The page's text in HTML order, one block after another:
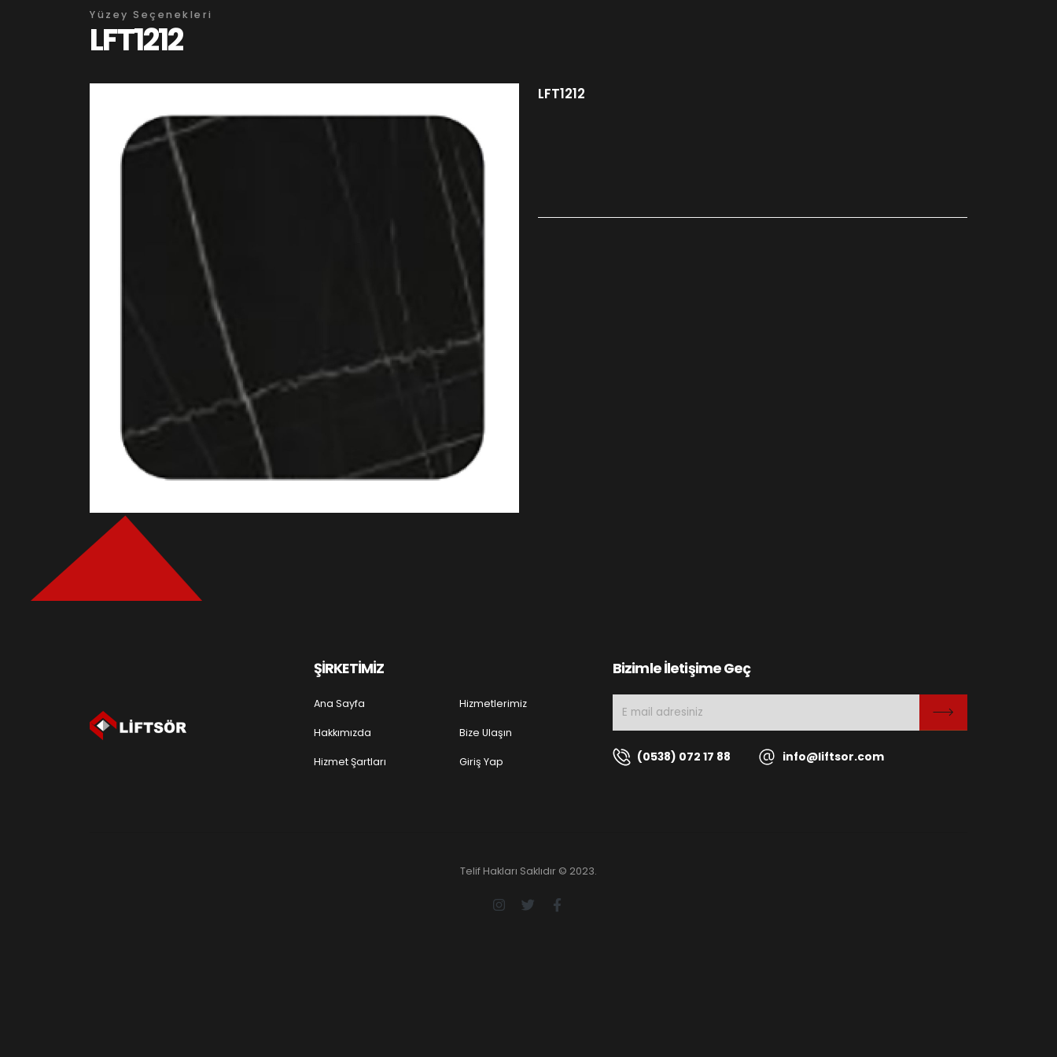
Yüzey Seçenekleri
LFT1212
LFT1212
ŞİRKETİMİZ
Ana Sayfa
Hakkımızda
Hizmet Şartları
Hizmetlerimiz
Bize Ulaşın
Giriş Yap
Bizimle İletişime Geç
(0538) 072 17 88 info@liftsor.com
Telif Hakları Saklıdır © 2023.